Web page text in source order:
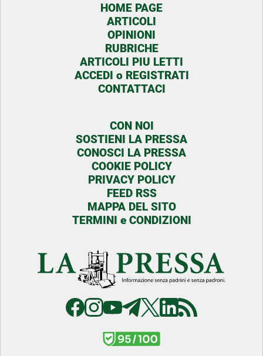
HOME PAGE
ARTICOLI
OPINIONI
RUBRICHE
ARTICOLI PIU LETTI
ACCEDI o REGISTRATI
CONTATTACI
CON NOI
SOSTIENI LA PRESSA
CONOSCI LA PRESSA
COOKIE POLICY
PRIVACY POLICY
FEED RSS
MAPPA DEL SITO
TERMINI e CONDIZIONI